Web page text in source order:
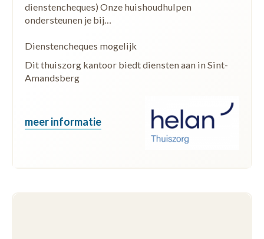
dienstencheques) Onze huishoudhulpen
ondersteunen je bij…
Dienstencheques mogelijk
Dit thuiszorg kantoor biedt diensten aan in Sint-
Amandsberg
meer informatie